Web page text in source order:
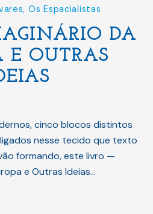
, Os Espacialistas
DA
E OUTRAS
cinco blocos distintos
nesse tecido que texto
formando, este livro —
e Outras Ideias…